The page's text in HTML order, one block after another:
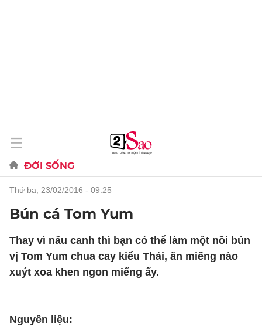
ĐỜI SỐNG
thứ ba, 23/02/2016 - 09:25
Bún cá Tom Yum
Thay vì nấu canh thì bạn có thể làm một nồi bún
vị Tom Yum chua cay kiểu Thái, ăn miếng nào
xuýt xoa khen ngon miếng ấy.
Nguyên liệu: